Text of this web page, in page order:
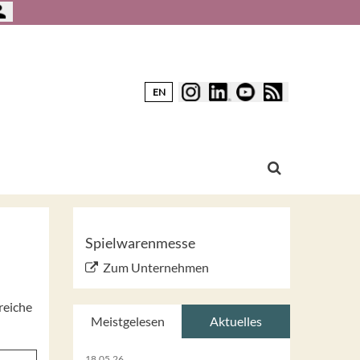
EN
Spielwarenmesse
Zum Unternehmen
Meistgelesen Aktuelles